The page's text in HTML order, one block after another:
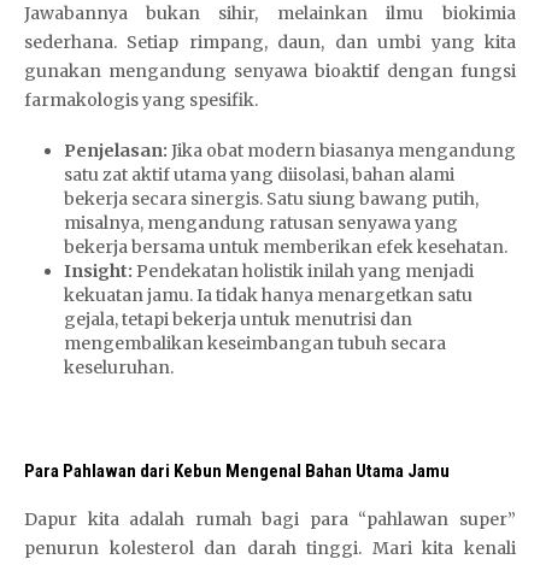
Jawabannya bukan sihir,
K
O
8
d
a
f
t
a
r
melainkan ilmu biokimia
sederhana. Setiap rimpang, daun, dan umbi yang kita
gunakan mengandung senyawa bioaktif dengan fungsi
farmakologis yang spesifik.
Penjelasan: Jika obat modern biasanya mengandung
satu zat aktif utama yang diisolasi, bahan alami
bekerja secara sinergis. Satu siung bawang putih,
misalnya, mengandung ratusan senyawa yang
bekerja bersama untuk memberikan efek kesehatan.
Insight: Pendekatan holistik inilah yang menjadi
kekuatan jamu. Ia tidak hanya menargetkan satu
gejala, tetapi bekerja untuk menutrisi dan
mengembalikan keseimbangan tubuh secara
keseluruhan.
Para Pahlawan dari Kebun Mengenal Bahan Utama Jamu
Dapur kita adalah rumah bagi para “pahlawan super”
penurun kolesterol dan darah tinggi. Mari kita kenali